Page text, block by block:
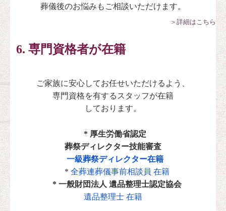
葬儀後のお悩みもご相談いただけます。
＞詳細はこちら
6. 専門資格者が在籍
ご家族に安心してお任せいただけるよう、
専門資格を有するスタッフが在籍
しております。
* 厚生労働省認定
葬祭ディレクター技能審査
一級葬祭ディレクター在籍
* 全葬連葬儀事前相談員 在籍
* 一般財団法人 遺品整理士認定協会
遺品整理士 在籍